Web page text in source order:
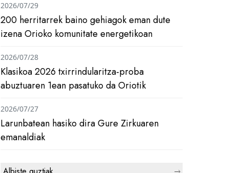
200 herritarrek baino gehiagok eman dute
izena Orioko komunitate energetikoan
2026/07/29
Klasikoa 2026 txirrindularitza-proba
abuztuaren 1ean pasatuko da Oriotik
2026/07/28
Larunbatean hasiko dira Gure Zirkuaren
emanaldiak
2026/07/27